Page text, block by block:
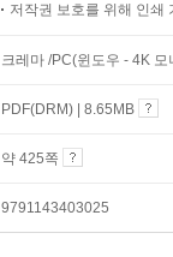
저작권 보호를 위해 인쇄
크레마 /PC(윈도우 - 4K
PDF(DRM) | 8.65MB
약 425쪽
9791143403025